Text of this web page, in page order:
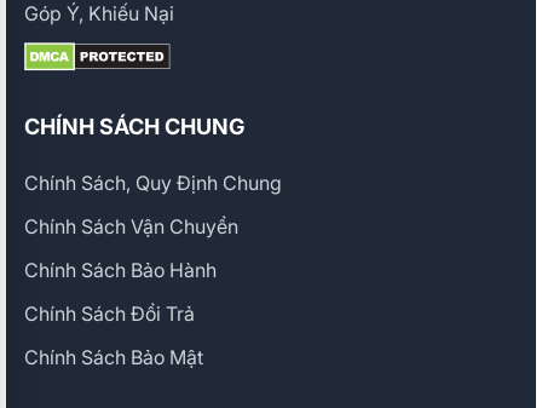
Góp Ý, Khiếu Nại
CHÍNH SÁCH CHUNG
Chính Sách, Quy Định Chung
Chính Sách Vận Chuyển
Chính Sách Bảo Hành
Chính Sách Đổi Trả
Chính Sách Bảo Mật